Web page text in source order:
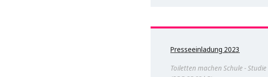
Presseeinladung 2023
Toiletten machen Schule - Studie